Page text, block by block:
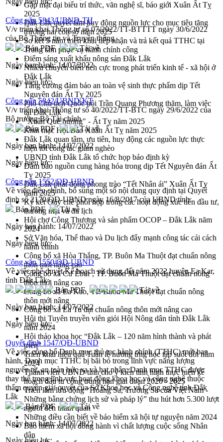
Gặp mặt đại biểu trí thức, văn nghệ sĩ, báo giới Xuân Ất Tỵ
2025
Đắk Lắk quyết tâm huy động nguồn lực cho mục tiêu tăng
trưởng hai con số năm 2025
Sơ kết 5 năm triển khai tiếp nhận và trả kết quả TTHC tại
Trung tâm phục vụ hành chính công
Điểm sáng xuất khẩu nông sản Đắk Lắk
Nhiều chuyển biến tích cực trong phát triển kinh tế - xã hội ở
Đắk Lắk
Tăng cường đảm bảo an toàn vệ sinh thực phẩm dịp Tết
Nguyên đán Ất Tỵ 2025
Phó Chủ tịch Quốc hội Trần Quang Phương thăm, làm việc
tại Đắk Lắk
"Xuân Quê hương" - Ất Tỵ năm 2025
Khai mạc Hội Báo Xuân Ất Tỵ năm 2025
Đắk Lắk quan tâm, ưu tiên, huy động các nguồn lực thực
hiện tốt công tác giảm nghèo
UBND tỉnh Đắk Lắk tổ chức họp báo định kỳ
Đảm bảo nguồn cung hàng hóa trong dịp Tết Nguyên đán Ất
Tỵ 2025
Đắk Lắk phát động phong trào “Tết Nhân ái” Xuân Ất Tỵ
năm 2025
Ký kết Quy chế phối hợp trong các hoạt động xúc tiến đầu tư,
thương mại và du lịch
Hội chợ Công Thương và sản phẩm OCOP – Đắk Lắk năm
2024
Sở Văn hóa, Thể thao và Du lịch đẩy mạnh công tác cải cách
hành chính
Công bố xã Hòa Thắng, TP. Buôn Ma Thuột đạt chuẩn nông
thôn mới nâng cao
Công bố xã Cư Êbur , TP. Buôn Ma Thuột đạt chuẩn nông
thôn mới nâng cao
Công bố xã Ea Kao, TP. Buôn Ma Thuột đạt chuẩn nông
thôn mới nâng
Công bố xã Ea Tu đạt chuẩn nông thôn mới nâng cao
Hội thi Tuyên truyền viên giỏi Hội Nông dân tỉnh Đắk Lắk
năm 2024
Hội thảo khoa học “Đắk Lắk – 120 năm hình thành và phát
triển”
Triển khai hiệu quả Tuần lễ hưởng ứng học tập suốt đời năm
2024
Thành viên UBND tỉnh cho ý kiến tình hình thực hiện kế
hoạch đầu tư công trung hạn giai đoạn 2020 - 2025
Triển lãm lưu động “Hoàng Sa, Trường Sa của Việt Nam -
Những bằng chứng lịch sử và pháp lý” thu hút hơn 5.300 lượt
người đến tham quan
Những điều cần biết về bảo hiểm xã hội tự nguyện năm 2024
Bảo hiểm xã hội đồng hành vì chất lượng cuộc sống Nhân
dân
Công văn 5843/UBND-TH
V/v triển khai Thông tư số 07/2022/TT-BTTTT ngày 30/6/2022
của Bộ Thông tin và Truyền thông
Bản PDF
Tải về
Ngày ban hành:14/07/2022
Ngày hiệu lực:
Công văn 5842/UBND-KT
V/v triển khai Thông tư số 40/2022/TT-BTC ngày 29/6/2022 của
Bộ trưởng Bộ Tài chính
Bản PDF
Tải về
Ngày ban hành:14/07/2022
Ngày hiệu lực:
Công văn 1552/QĐ-UBND
Về việc điều chỉnh, bổ sung một số nội dung quy định tại Quyết
định số 2170/QĐ-UBND ngày 16/8/2017 của UBND tỉnh
Bản PDF
Tải về
Ngày ban hành: 14/07/2022
Ngày hiệu lực:
Công văn 1550/QĐ-UBND
Về việc phê duyệt Kế hoạch sử dụng đất năm 2022 huyện Ea Kar,
tỉnh Đắk Lắk
Bản PDF
Tải về
Ngày ban hành:14/07/2022
Ngày hiệu lực:
Quyết định 1547/QĐ-UBND
Về việc công bố Danh mục thủ tục hành chính (TTHC) mới ban
hành, Danh mục TTHC bị bãi bỏ trong lĩnh vực năng lượng
nguyên tử, an toàn bức xạ và hạt nhân; Danh mục TTHC được
thay thế trong lĩnh vực hoạt động khoa học và công nghệ thuộc
thẩm quyền giải quyết của Sở Khoa học và Công nghệ tỉnh Đắk
Lắk
Bản PDF
Tải về
Ngày ban hành:14/07/2022